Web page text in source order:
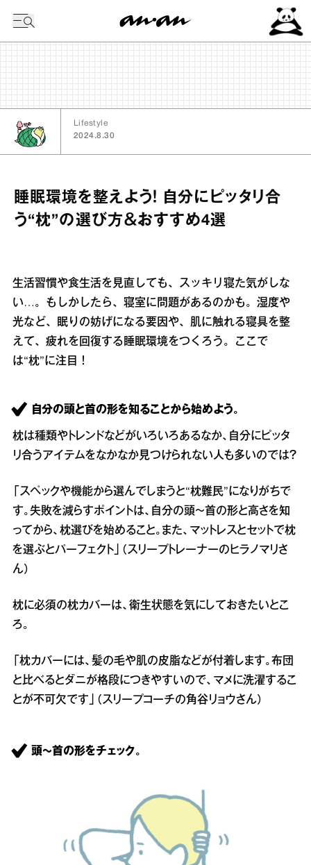
Lifestyle
2024.8.30
睡眠環境を整えよう！ 自分にピッタリ合
う“枕”の選び方＆おすすめ4選
生活習慣や食生活を見直しても、スッキリ寝た気がしな
い…。もしかしたら、寝室に問題があるのかも。湿度や
光など、眠りの妨げになる要因や、肌に触れる寝具を整
えて、疲れを回復する睡眠環境をつくろう。ここで
は“枕”に注目！
自分の頭と首の形を知ることから始めよう。
枕は種類やトレンドなどがいろいろあるなか、自分にピッタ
リ合うアイテムをなかなか見つけられない人も多いのでは？
「スペックや機能から選んでしまうと“枕難民”になりがちで
す。失敗を減らすポイントは、自分の頭～首の形と高さを知
ってから、枕選びを始めること。また、マットレスとセットで枕
を選ぶとパーフェクト」（スリープトレーナーのヒラノマリさ
ん）
枕に必須の枕カバーは、衛生状態を気にしておきたいとこ
ろ。
「枕カバーには、髪の毛や肌の皮脂などが付着します。布団
と比べるとダニが格段につきやすいので、マメに洗濯するこ
とが不可欠です」（スリープコーチの角谷リョウさん）
頭～首の形をチェック。